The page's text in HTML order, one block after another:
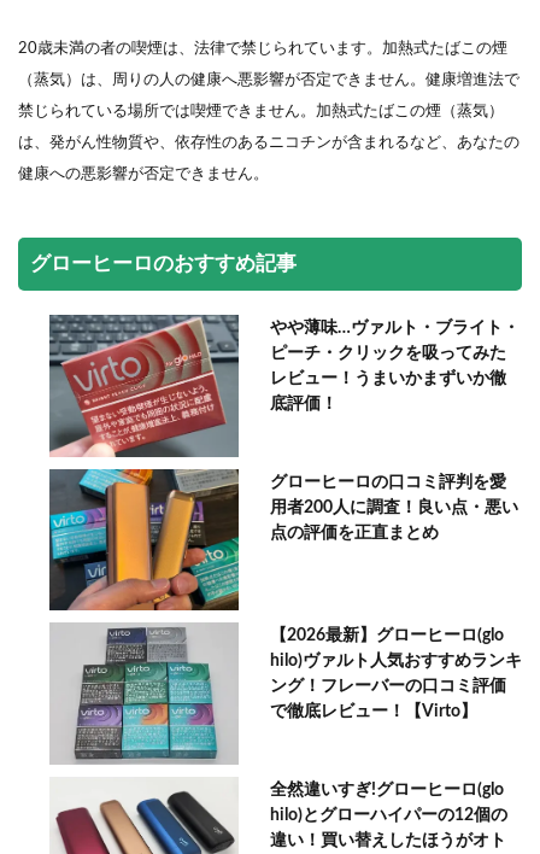
20歳未満の者の喫煙は、法律で禁じられています。加熱式たばこの煙
（蒸気）は、周りの人の健康へ悪影響が否定できません。健康増進法で
禁じられている場所では喫煙できません。加熱式たばこの煙（蒸気）
は、発がん性物質や、依存性のあるニコチンが含まれるなど、あなたの
健康への悪影響が否定できません。
グローヒーロのおすすめ記事
やや薄味…ヴァルト・ブライト・
ピーチ・クリックを吸ってみた
レビュー！うまいかまずいか徹
底評価！
グローヒーロの口コミ評判を愛
用者200人に調査！良い点・悪い
点の評価を正直まとめ
【2026最新】グローヒーロ(glo
hilo)ヴァルト人気おすすめランキ
ング！フレーバーの口コミ評価
で徹底レビュー！【Virto】
全然違いすぎ!グローヒーロ(glo
hilo)とグローハイパーの12個の
違い！買い替えしたほうがオト